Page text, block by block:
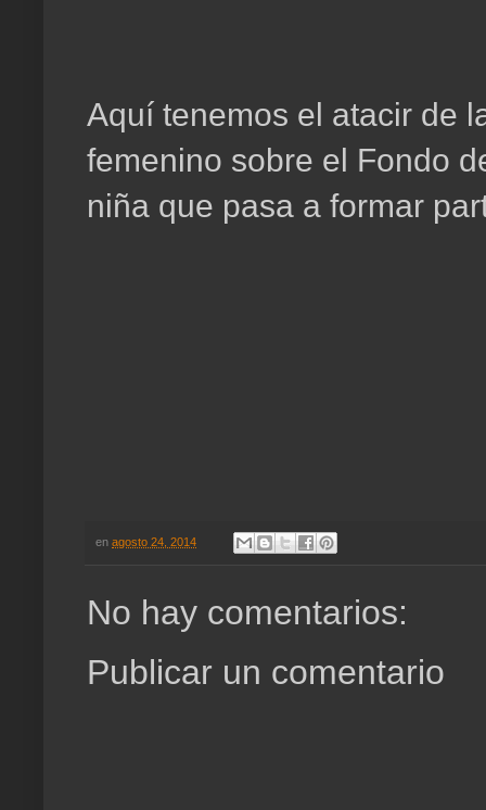
Aquí tenemos el atacir de
femenino sobre el Fondo
niña que pasa a formar
en agosto 24, 2014
No hay comentarios:
Publicar un comentario